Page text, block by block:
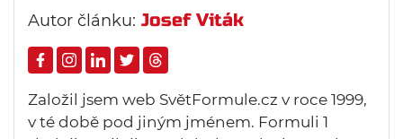
Autor článku: Josef Viták
Založil jsem web SvětFormule.cz v roce 1999,
v té době pod jiným jménem. Formuli 1